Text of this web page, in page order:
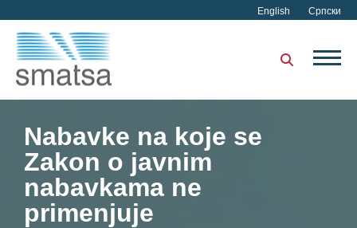
English Српски
Nabavke na koje se
Zakon o javnim
nabavkama ne
primenjuje